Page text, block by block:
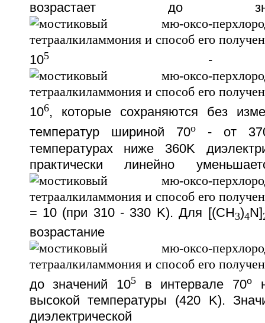
возрастает до
105-
106, которые сохраняются без
температур шириной 70o- от
температурах ниже 360K
практически линейно
= 10 (при 310 - 330 K). Для [(CH3)4N]
возрастание
до значений 105в интервале 70o
высокой температуры (420 K).
диэлектрической